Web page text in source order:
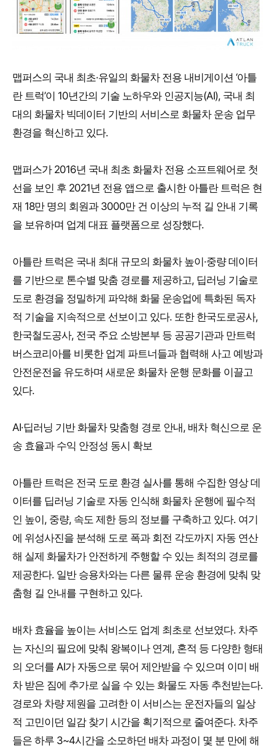
맵퍼스의 국내 최초·유일의 화물차 전용 내비게이션 ‘아틀
란 트럭’이 10년간의 기술 노하우와 인공지능(AI), 국내 최
대의 화물차 빅데이터 기반의 서비스로 화물차 운송 업무
환경을 혁신하고 있다.
맵퍼스가 2016년 국내 최초 화물차 전용 소프트웨어로 첫
선을 보인 후 2021년 전용 앱으로 출시한 아틀란 트럭은 현
재 18만 명의 회원과 3000만 건 이상의 누적 길 안내 기록
을 보유하며 업계 대표 플랫폼으로 성장했다.
아틀란 트럭은 국내 최대 규모의 화물차 높이·중량 데이터
를 기반으로 톤수별 맞춤 경로를 제공하고, 딥러닝 기술로
도로 환경을 정밀하게 파악해 화물 운송업에 특화된 독자
적 기술을 지속적으로 선보이고 있다. 또한 한국도로공사,
한국철도공사, 전국 주요 소방본부 등 공공기관과 만트럭
버스코리아를 비롯한 업계 파트너들과 협력해 사고 예방과
안전운전을 유도하며 새로운 화물차 운행 문화를 이끌고
있다.
AI·딥러닝 기반 화물차 맞춤형 경로 안내, 배차 혁신으로 운
송 효율과 수익 안정성 동시 확보
아틀란 트럭은 전국 도로 환경 실사를 통해 수집한 영상 데
이터를 딥러닝 기술로 자동 인식해 화물차 운행에 필수적
인 높이, 중량, 속도 제한 등의 정보를 구축하고 있다. 여기
에 위성사진을 분석해 도로 폭과 회전 각도까지 자동 연산
해 실제 화물차가 안전하게 주행할 수 있는 최적의 경로를
제공한다. 일반 승용차와는 다른 물류 운송 환경에 맞춰 맞
춤형 길 안내를 구현하고 있다.
배차 효율을 높이는 서비스도 업계 최초로 선보였다. 차주
는 자신의 필요에 맞춰 왕복이나 연계, 혼적 등 다양한 형태
의 오더를 AI가 자동으로 묶어 제안받을 수 있으며 이미 배
차 받은 짐에 추가로 실을 수 있는 화물도 자동 추천받는다.
경로와 차량 제원을 고려한 이 서비스는 운전자들의 일상
적 고민이던 일감 찾기 시간을 획기적으로 줄여준다. 차주
들은 하루 3~4시간을 소모하던 배차 과정이 몇 분 만에 해